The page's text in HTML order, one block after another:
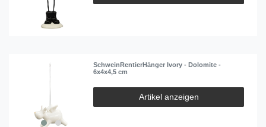
SchweinRentierHänger Ivory - Dolomite -
6x4x4,5 cm
Artikel anzeigen